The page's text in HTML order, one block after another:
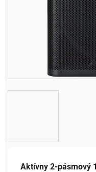
Aktívny 2-pásmový